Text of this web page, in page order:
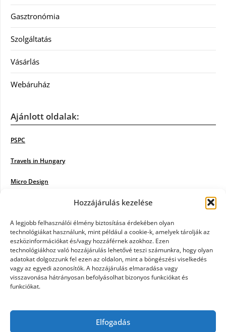
Hozzájárulás kezelése
A legjobb felhasználói élmény biztosítása érdekében olyan
technológiákat használunk, mint például a cookie-k, amelyek tárolják az
eszközinformációkat és/vagy hozzáférnek azokhoz. Ezen
technológiákhoz való hozzájárulás lehetővé teszi számunkra, hogy olyan
adatokat dolgozzunk fel ezen az oldalon, mint a böngészési viselkedés
vagy az egyedi azonosítók. A hozzájárulás elmaradása vagy
visszavonása hátrányosan befolyásolhat bizonyos funkciókat és
funkciókat.
Elfogadás
Gasztronómia
Szolgáltatás
Vásárlás
Webáruház
Ajánlott oldalak:
PSPC
Travels in Hungary
Micro Design
Poiwiki
Öntözőrendszer
Jazz Steps
Unicorn Multipro